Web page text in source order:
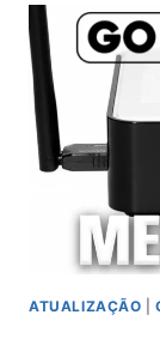
–
27/
ATUALIZAÇÃO |